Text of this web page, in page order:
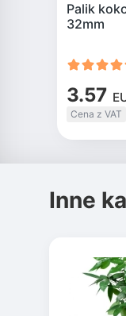
Palik
32mm
3.57
Cena z VAT
Inne